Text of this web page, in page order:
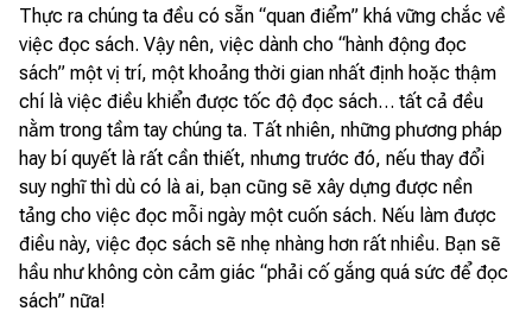
Thực ra chúng ta đều có sẵn “quan điểm” khá vững chắc về
việc đọc sách. Vậy nên, việc dành cho “hành động đọc
sách” một vị trí, một khoảng thời gian nhất định hoặc thậm
chí là việc điều khiển được tốc độ đọc sách… tất cả đều
nằm trong tầm tay chúng ta. Tất nhiên, những phương pháp
hay bí quyết là rất cần thiết, nhưng trước đó, nếu thay đổi
suy nghĩ thì dù có là ai, bạn cũng sẽ xây dựng được nền
tảng cho việc đọc mỗi ngày một cuốn sách. Nếu làm được
điều này, việc đọc sách sẽ nhẹ nhàng hơn rất nhiều. Bạn sẽ
hầu như không còn cảm giác “phải cố gắng quá sức để đọc
sách” nữa!